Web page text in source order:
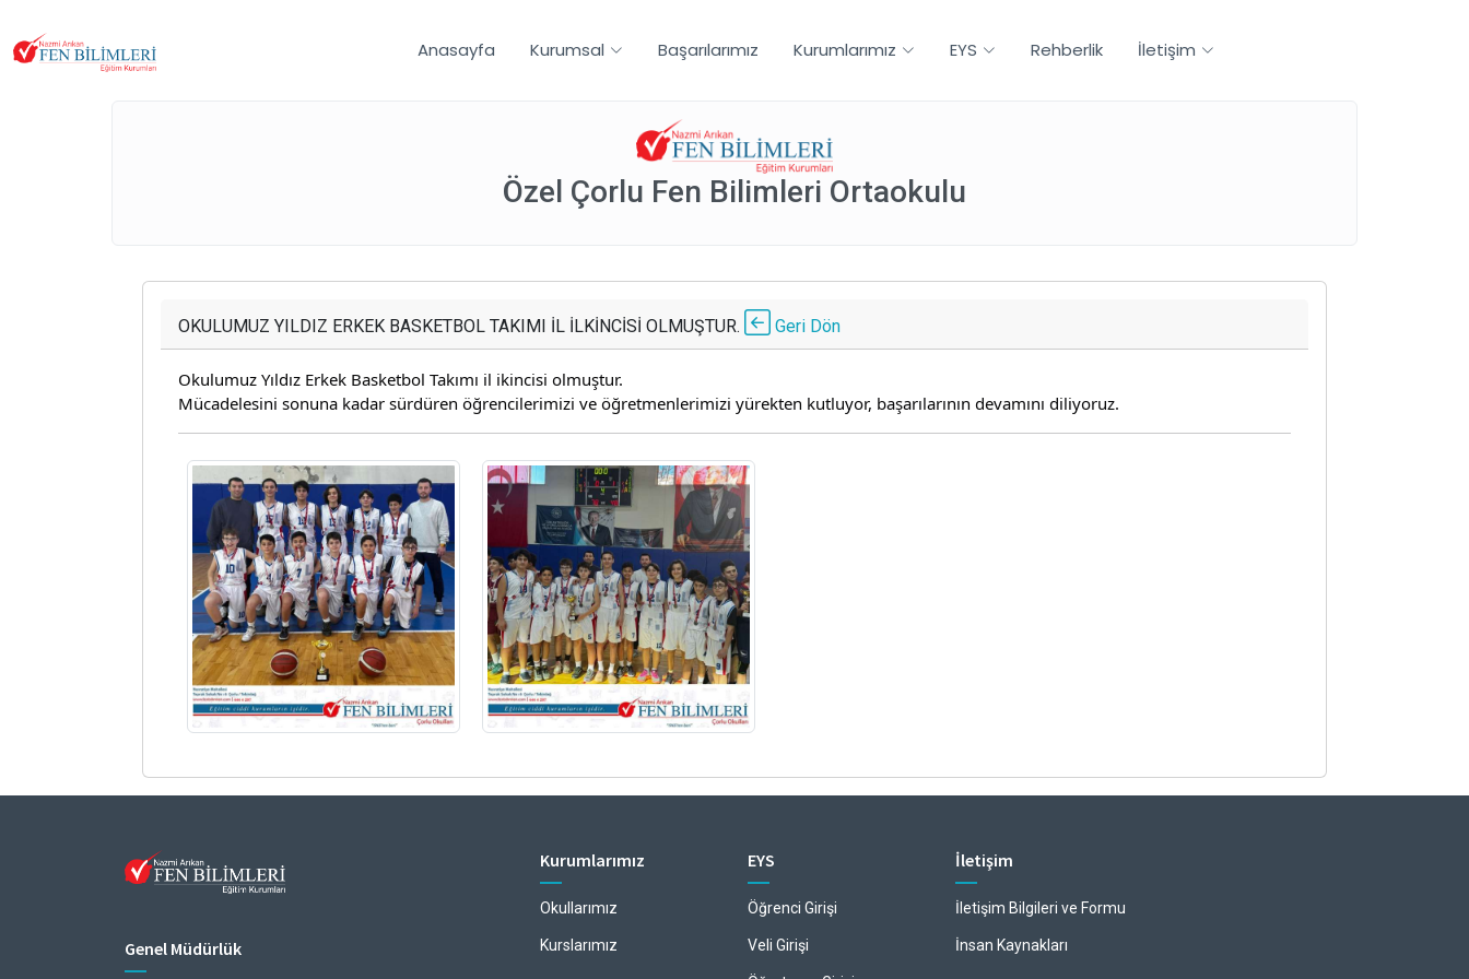
Anasayfa Kurumsal Başarılarımız Kurumlarımız EYS Rehberlik İletişim
Özel Çorlu Fen Bilimleri Ortaokulu
OKULUMUZ YILDIZ ERKEK BASKETBOL TAKIMI İL İLKİNCİSİ OLMUŞTUR. Geri Dön
Okulumuz Yıldız Erkek Basketbol Takımı il ikincisi olmuştur.
Mücadelesini sonuna kadar sürdüren öğrencilerimizi ve öğretmenlerimizi yürekten kutluyor, başarılarının devamını diliyoruz.
Genel Müdürlük
Kurumlarımız
Okullarımız
Kurslarımız
EYS
Öğrenci Girişi
Veli Girişi
İletişim
İletişim Bilgileri ve Formu
İnsan Kaynakları